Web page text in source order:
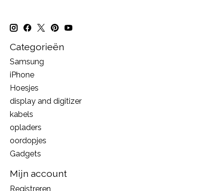
Categorieën
Samsung
iPhone
Hoesjes
display and digitizer
kabels
opladers
oordopjes
Gadgets
Mijn account
Registreren